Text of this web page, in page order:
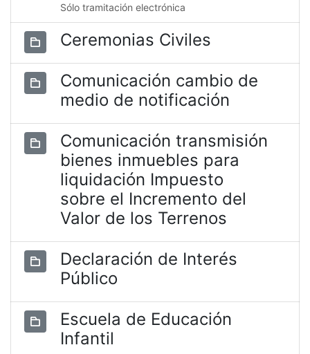
Sólo tramitación electrónica
Ceremonias Civiles
Comunicación cambio de
medio de notificación
Comunicación transmisión
bienes inmuebles para
liquidación Impuesto
sobre el Incremento del
Valor de los Terrenos
Declaración de Interés
Público
Escuela de Educación
Infantil